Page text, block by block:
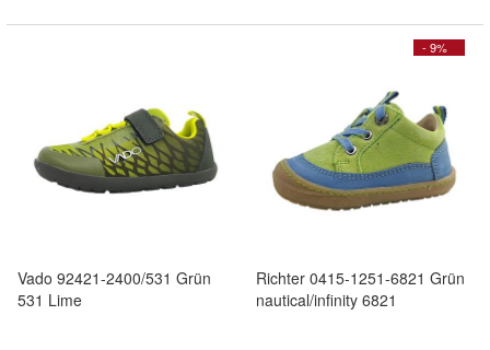
Vado 92421-2400/531 Grün
531 Lime
- 9%
Richter 0415-1251-6821 Grün
nautical/infinity 6821